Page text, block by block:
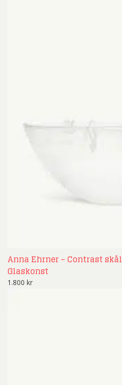
Anna Ehrner – Contrast
Glaskonst
1.800 kr